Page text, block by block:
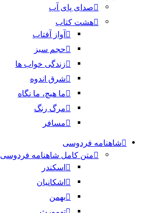
صدای پای آب
هشت کتاب
آواز آفتاب
حجم سبز
زندگی خواب ها
شرق اندوه
ما هیچ، ما نگاه
مرگ رنگ
مسافر
شاهنامه فردوسی
متن کامل شاهنامه فردوسی
اسکندر
اشکانیان
بهمن